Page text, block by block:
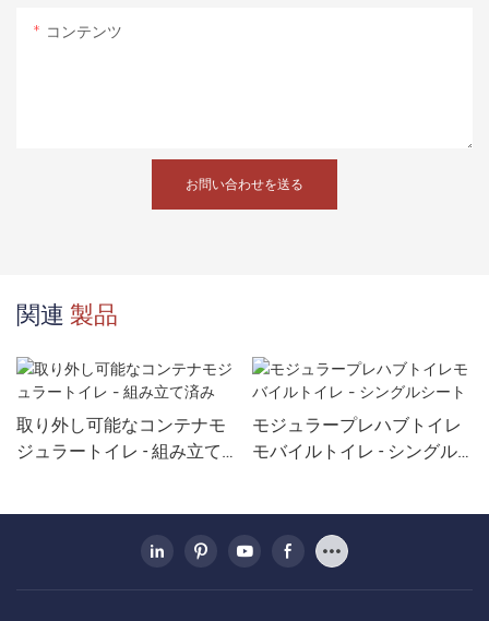
コンテンツ
お問い合わせを送る
関連製品
取り外し可能なコンテナモ
ジュラートイレ - 組み立て
モジュラープレハブトイレ
モバイルトイレ - シングル